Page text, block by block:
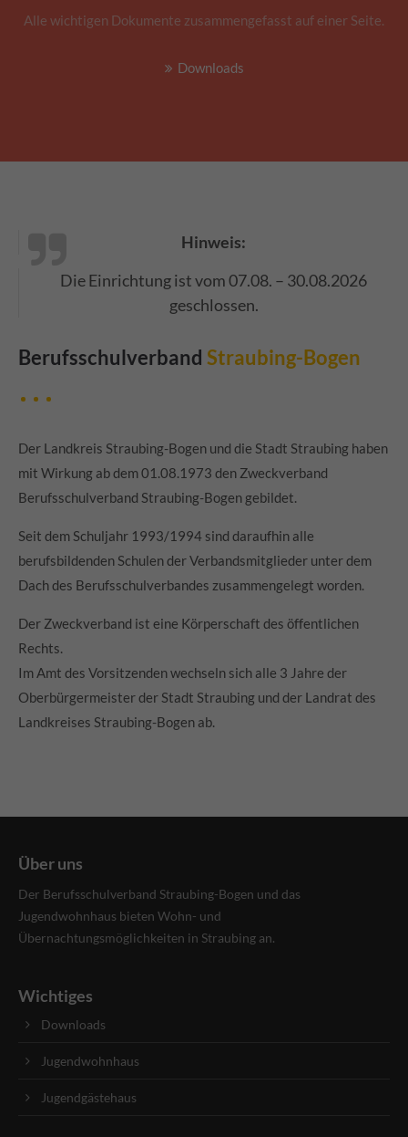
Alle wichtigen Dokumente zusammengefasst auf einer Seite.
Downloads
Hinweis:
Die Einrichtung ist vom 07.08. – 30.08.2026
geschlossen.
Berufsschulverband Straubing-Bogen
Der Landkreis Straubing-Bogen und die Stadt Straubing haben
mit Wirkung ab dem 01.08.1973 den Zweckverband
Berufsschulverband Straubing-Bogen gebildet.
Seit dem Schuljahr 1993/1994 sind daraufhin alle
berufsbildenden Schulen der Verbandsmitglieder unter dem
Dach des Berufsschulverbandes zusammengelegt worden.
Der Zweckverband ist eine Körperschaft des öffentlichen
Rechts.
Im Amt des Vorsitzenden wechseln sich alle 3 Jahre der
Oberbürgermeister der Stadt Straubing und der Landrat des
Landkreises Straubing-Bogen ab.
Über uns
Der Berufsschulverband Straubing-Bogen und das
Jugendwohnhaus bieten Wohn- und
Übernachtungsmöglichkeiten in Straubing an.
Wichtiges
Downloads
Jugendwohnhaus
Jugendgästehaus